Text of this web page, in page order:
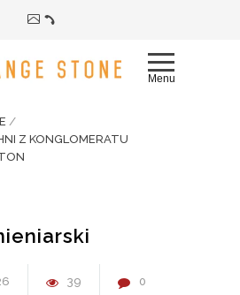
Menu
/
Z KONGLOMERATU
39 0